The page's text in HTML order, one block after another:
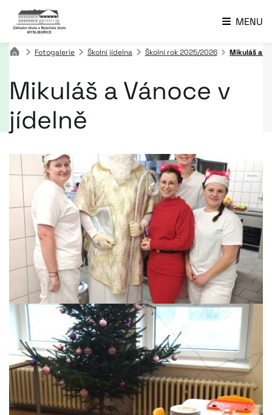
MENU
Fotogalerie Školní jídelna Školní rok 2025/2026 Mikuláš a
Mikuláš a Vánoce v
jídelně